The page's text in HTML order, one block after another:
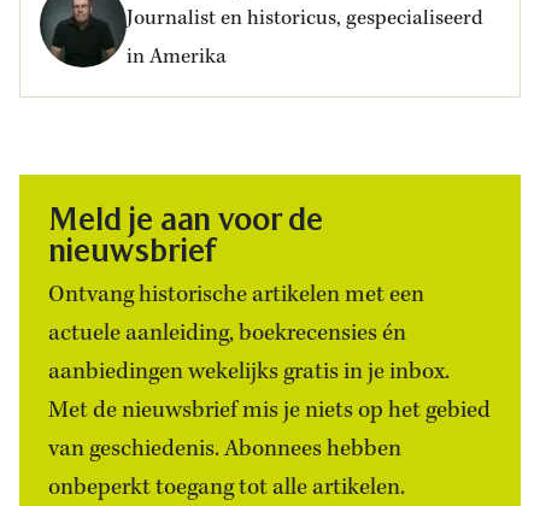
Journalist en historicus, gespecialiseerd
in Amerika
Meld je aan voor de
nieuwsbrief
Ontvang historische artikelen met een
actuele aanleiding, boekrecensies én
aanbiedingen wekelijks gratis in je inbox.
Met de nieuwsbrief mis je niets op het gebied
van geschiedenis. Abonnees hebben
onbeperkt toegang tot alle artikelen.